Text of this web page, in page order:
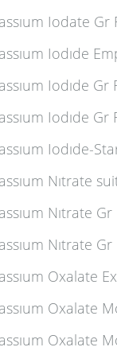
Iodate Gr
Iodıde
Iodıde Gr
Iodıde
Iodıde-
Nıtrate
Nıtrate
Nıtrate
Oxalate
Oxalate
Oxalate